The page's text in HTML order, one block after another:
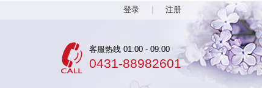
登录 注册
客服热线 01:00 - 09:00
0431-88982601